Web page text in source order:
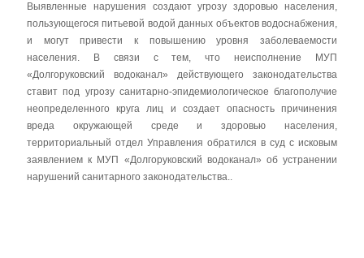
Выявленные нарушения создают угрозу здоровью населения,
пользующегося питьевой водой данных объектов водоснабжения,
и могут привести к повышению уровня заболеваемости
населения. В связи с тем, что неисполнение МУП
«Долгоруковский водоканал» действующего законодательства
ставит под угрозу санитарно-эпидемиологическое благополучие
неопределенного круга лиц и создает опасность причинения
вреда окружающей среде и здоровью населения,
территориальный отдел Управления обратился в суд с исковым
заявлением к МУП «Долгоруковский водоканал» об устранении
нарушений санитарного законодательства..